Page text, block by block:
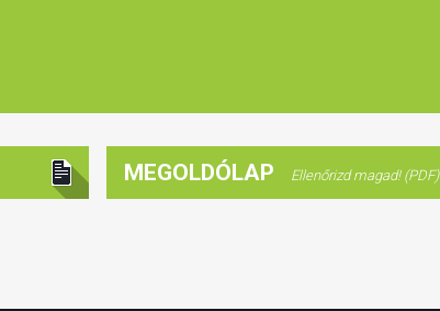
MEGOLDÓLAP Ellenőrizd magad! (PDF)